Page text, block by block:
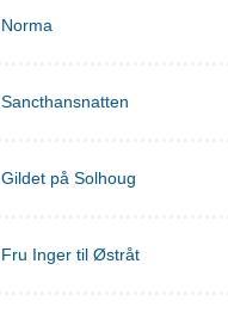
Norma
Sancthansnatten
Gildet på Solhoug
Fru Inger til Østråt